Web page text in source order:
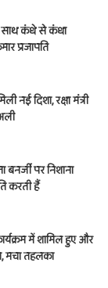
साथ कंधे से कंधा
प्रजापति
नई दिशा, रक्षा मंत्री
पर निशाना
करती हैं
में शामिल हुए और
मचा तहलका